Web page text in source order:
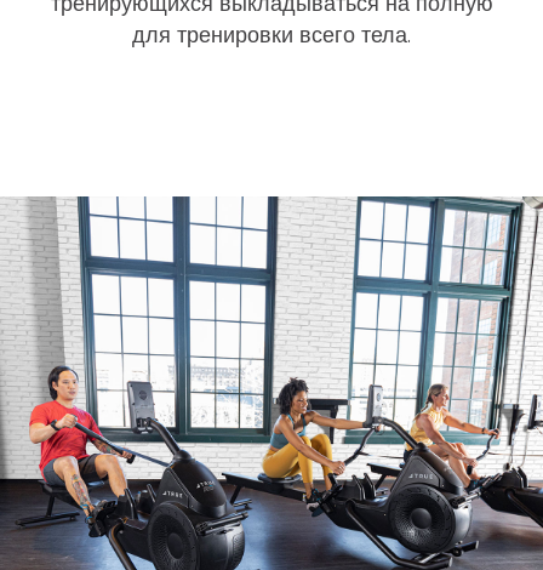
для тренировки всего тела.